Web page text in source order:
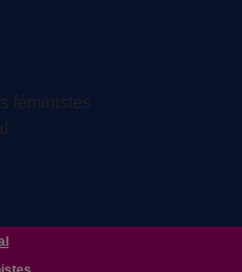
féministes